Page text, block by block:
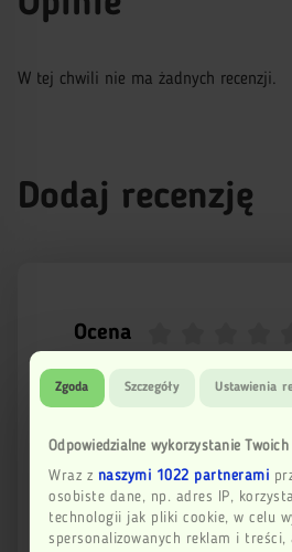
Zgoda Szczegóły Ustawienia
Odpowiedzialne wykorzystanie
Wraz z naszymi 1022 partnerami
osobiste dane, np. adres IP,
technologii jak pliki cookie, w celu
spersonalizowanych reklam i treści,
W tej chwili nie ma żadnych recenzji.
Dodaj recenzję
Ocena
Imię
Email